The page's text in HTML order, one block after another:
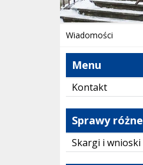
Wiadomości
Menu
Kontakt
Sprawy różne
Skargi i wnioski